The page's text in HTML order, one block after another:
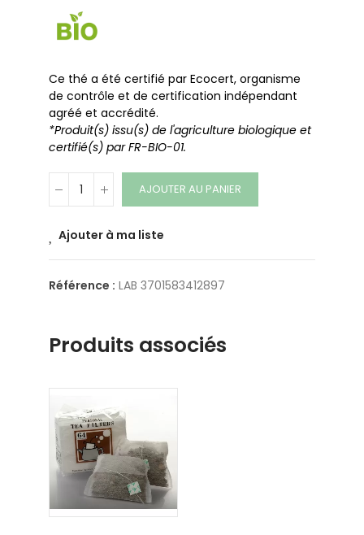
Ce thé a été certifié par Ecocert, organisme
de contrôle et de certification indépendant
agréé et accrédité.
*Produit(s) issu(s) de l'agriculture biologique et
certifié(s) par FR-BIO-01.
AJOUTER AU PANIER
Ajouter à ma liste
Référence : LAB 3701583412897
Produits associés